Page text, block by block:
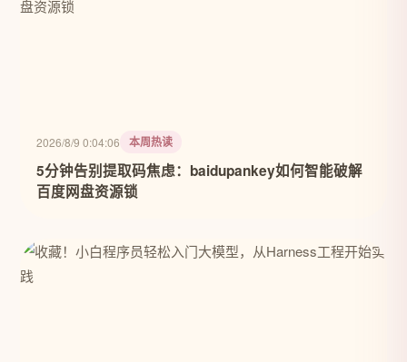
2026/8/9 0:04:06 本周热读
5分钟告别提取码焦虑：baidupankey如何智能破解
百度网盘资源锁